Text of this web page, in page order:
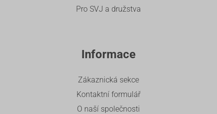
Pro SVJ a družstva
Informace
Zákaznická sekce
Kontaktní formulář
O naší společnosti